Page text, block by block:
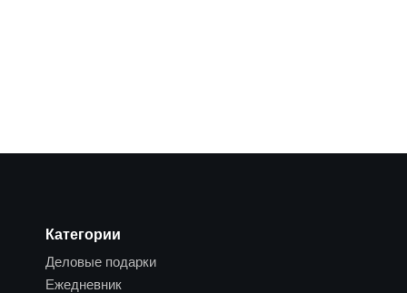
Категории
Деловые подарки
Ежедневник